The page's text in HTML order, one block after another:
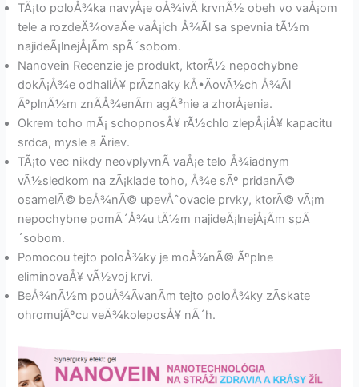
TÃ¡to poloÅ¾ka navyÅ¡e oÅ¾ivÃ­ krvnÃ½ obeh vo vaÅ¡om
tele a rozdeÄ¾ovaÄe vaÅ¡ich Å¾Ã­l sa spevnia tÃ½m
najideÃ¡lnejÅ¡Ã­m spÃ´sobom.
Nanovein Recenzie je produkt, ktorÃ½ nepochybne
dokÃ¡Å¾e odhaliÅ¥ prÃ­znaky kÅ•ÄovÃ½ch Å¾Ã­l
ÃºplnÃ½m znÃ­Å¾enÃ­m agÃ³nie a zhorÅ¡enia.
Okrem toho mÃ¡ schopnosÅ¥ rÃ½chlo zlepÅ¡iÅ¥ kapacitu
srdca, mysle a Äriev.
TÃ¡to vec nikdy neovplyvnÃ­ vaÅ¡e telo Å¾iadnym
vÃ½sledkom na zÃ¡klade toho, Å¾e sÃº pridanÃ©
osamelÃ© beÅ¾nÃ© upevÅˆovacie prvky, ktorÃ© vÃ¡m
nepochybne pomÃ´Å¾u tÃ½m najideÃ¡lnejÅ¡Ã­m spÃ
´sobom.
Pomocou tejto poloÅ¾ky je moÅ¾nÃ© Ãºplne
eliminovaÅ¥ vÃ½voj krvi.
BeÅ¾nÃ½m pouÅ¾Ã­vanÃ­m tejto poloÅ¾ky zÃ­skate
ohromujÃºcu veÄ¾koleposÅ¥ nÃ´h.